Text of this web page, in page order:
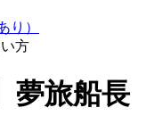
り）
方
夢旅船長